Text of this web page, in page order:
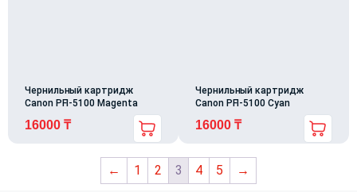
Чернильный картридж
Canon PFI-5100 Magenta
16000 ₸
Чернильный картридж
Canon PFI-5100 Cyan
16000 ₸
← 1 2 3 4 5 →